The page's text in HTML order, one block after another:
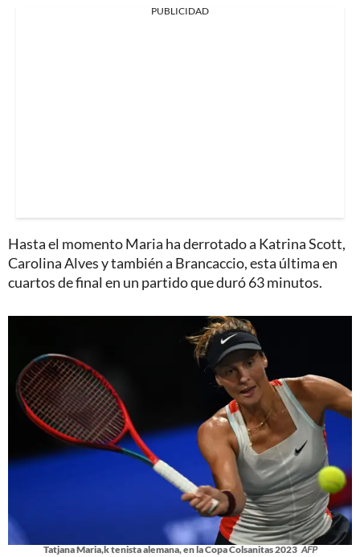
PUBLICIDAD
Hasta el momento Maria ha derrotado a Katrina Scott,
Carolina Alves y también a Brancaccio, esta última en
cuartos de final en un partido que duró 63 minutos.
Tatjana Maria,k tenista alemana, en la Copa Colsanitas 2023 AFP